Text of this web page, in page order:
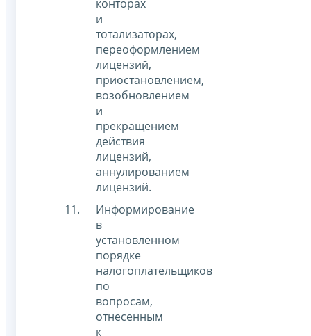
конторах
и
тотализаторах,
переоформлением
лицензий,
приостановлением,
возобновлением
и
прекращением
действия
лицензий,
аннулированием
лицензий.
Информирование
в
установленном
порядке
налогоплательщиков
по
вопросам,
отнесенным
к